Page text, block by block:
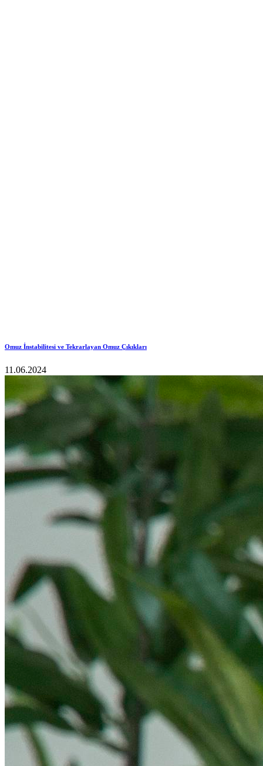
Omuz İnstabilitesi ve Tekrarlayan Omuz Çıkıkları
11.06.2024